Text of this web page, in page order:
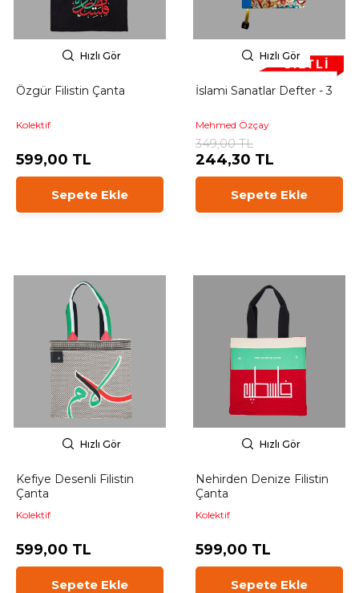
Hızlı Gör
Özgür Filistin Çanta
Kolektif
599,00 TL
Sepete Ekle
Hızlı Gör
İslami Sanatlar Defter - 3
Mehmed Özçay
349,00 TL
244,30 TL
Sepete Ekle
Hızlı Gör
Kefiye Desenli Filistin
Çanta
Kolektif
599,00 TL
Sepete Ekle
Hızlı Gör
Nehirden Denize Filistin
Çanta
Kolektif
599,00 TL
Sepete Ekle